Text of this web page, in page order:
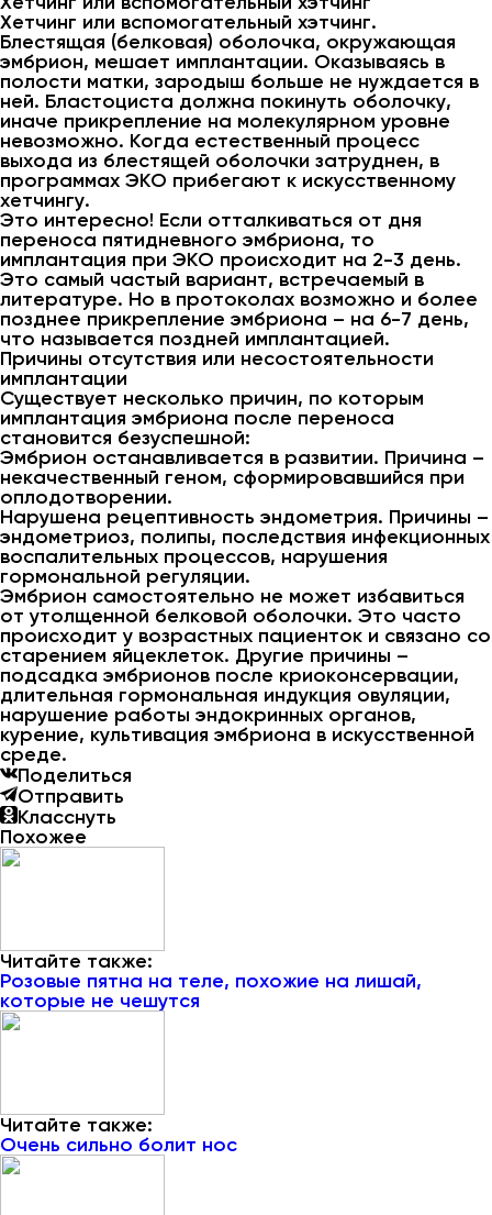
Хетчинг или вспомогательный хэтчинг.
Блестящая (белковая) оболочка, окружающая
эмбрион, мешает имплантации. Оказываясь в
полости матки, зародыш больше не нуждается в
ней. Бластоциста должна покинуть оболочку,
иначе прикрепление на молекулярном уровне
невозможно. Когда естественный процесс
выхода из блестящей оболочки затруднен, в
программах ЭКО прибегают к искусственному
хетчингу.
Это интересно! Если отталкиваться от дня
переноса пятидневного эмбриона, то
имплантация при ЭКО происходит на 2-3 день.
Это самый частый вариант, встречаемый в
литературе. Но в протоколах возможно и более
позднее прикрепление эмбриона – на 6-7 день,
что называется поздней имплантацией.
Причины отсутствия или несостоятельности
имплантации
Существует несколько причин, по которым
имплантация эмбриона после переноса
становится безуспешной:
Эмбрион останавливается в развитии. Причина –
некачественный геном, сформировавшийся при
оплодотворении.
Нарушена рецептивность эндометрия. Причины –
эндометриоз, полипы, последствия инфекционных
воспалительных процессов, нарушения
гормональной регуляции.
Эмбрион самостоятельно не может избавиться
от утолщенной белковой оболочки. Это часто
происходит у возрастных пациенток и связано со
старением яйцеклеток. Другие причины –
подсадка эмбрионов после криоконсервации,
длительная гормональная индукция овуляции,
нарушение работы эндокринных органов,
курение, культивация эмбриона в искусственной
среде.
Поделиться
Отправить
Класснуть
Похожее
Читайте также:
Розовые пятна на теле, похожие на лишай,
которые не чешутся
Читайте также:
Очень сильно болит нос